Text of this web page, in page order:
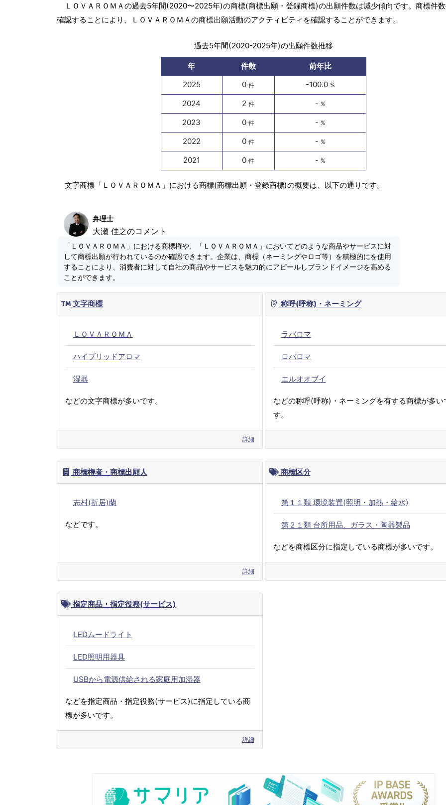
ＬＯＶＡＲＯＭＡの過去5年間(2020〜2025年)の商標(商標出願・登録商標)の出願件数は減少傾向です。商標件
確認することにより、ＬＯＶＡＲＯＭＡの商標出願活動のアクティビティを確認することができます。
過去5年間(2020-2025年)の出願件数推移
年 件数
前年比
2025
0件 -100.0 %
2024 2件 - %
2023 0件 - %
2022 0件 - %
2021 0件 - %
文字商標「ＬＯＶＡＲＯＭＡ」における商標(商標出願・登録商標)の概要は、以下の通りです。
弁理士
大瀬 佳之のコメント
「ＬＯＶＡＲＯＭＡ」における商標権や、「ＬＯＶＡＲＯＭＡ」においてどのような商品やサービスに対
して商標出願が行われているのか確認できます。企業は、商標（ネーミングやロゴ等）を積極的にを使用
することにより、消費者に対して自社の商品やサービスを魅力的にアピールしブランドイメージを高める
ことができます。
文字商標
ＬＯＶＡＲＯＭＡ
ハイブリッドアロマ
湿器
などの文字商標が多いです。
詳細
称呼(呼称)・ネーミング
ラバロマ
ロバロマ
エルオオブイ
などの称呼(呼称)・ネーミングを有する商標が多い
す。
商標権者・商標出願人
志村(折居)蘭
などです。
詳細
商標区分
第１１類 環境装置(照明・加熱・給水)
第２１類 台所用品、ガラス・陶器製品
などを商標区分に指定している商標が多いです。
指定商品・指定役務(サービス)
LEDムードライト
LED照明用器具
USBから電源供給される家庭用加湿器
などを指定商品・指定役務(サービス)に指定している商
標が多いです。
詳細